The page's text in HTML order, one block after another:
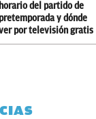
horario del partido de
pretemporada y dónde
por televisión gratis